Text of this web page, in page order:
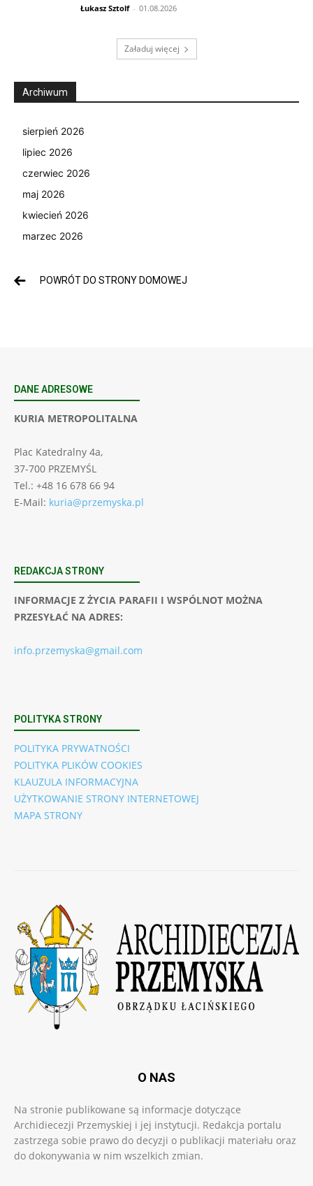
Łukasz Sztolf - 01.08.2026
Załaduj więcej
Archiwum
sierpień 2026
lipiec 2026
czerwiec 2026
maj 2026
kwiecień 2026
marzec 2026
POWRÓT DO STRONY DOMOWEJ
DANE ADRESOWE
KURIA METROPOLITALNA
Plac Katedralny 4a,
37-700 PRZEMYŚL
Tel.: +48 16 678 66 94
E-Mail: kuria@przemyska.pl
REDAKCJA STRONY
INFORMACJE Z ŻYCIA PARAFII I WSPÓLNOT MOŻNA
PRZESYŁAĆ NA ADRES:
info.przemyska@gmail.com
POLITYKA STRONY
POLITYKA PRYWATNOŚCI
POLITYKA PLIKÓW COOKIES
KLAUZULA INFORMACYJNA
UŻYTKOWANIE STRONY INTERNETOWEJ
MAPA STRONY
O NAS
Na stronie publikowane są informacje dotyczące
Archidiecezji Przemyskiej i jej instytucji. Redakcja portalu
zastrzega sobie prawo do decyzji o publikacji materiału oraz
do dokonywania w nim wszelkich zmian.